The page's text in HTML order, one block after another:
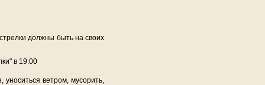
должны быть на своих
в 19.00
ветром, мусорить,